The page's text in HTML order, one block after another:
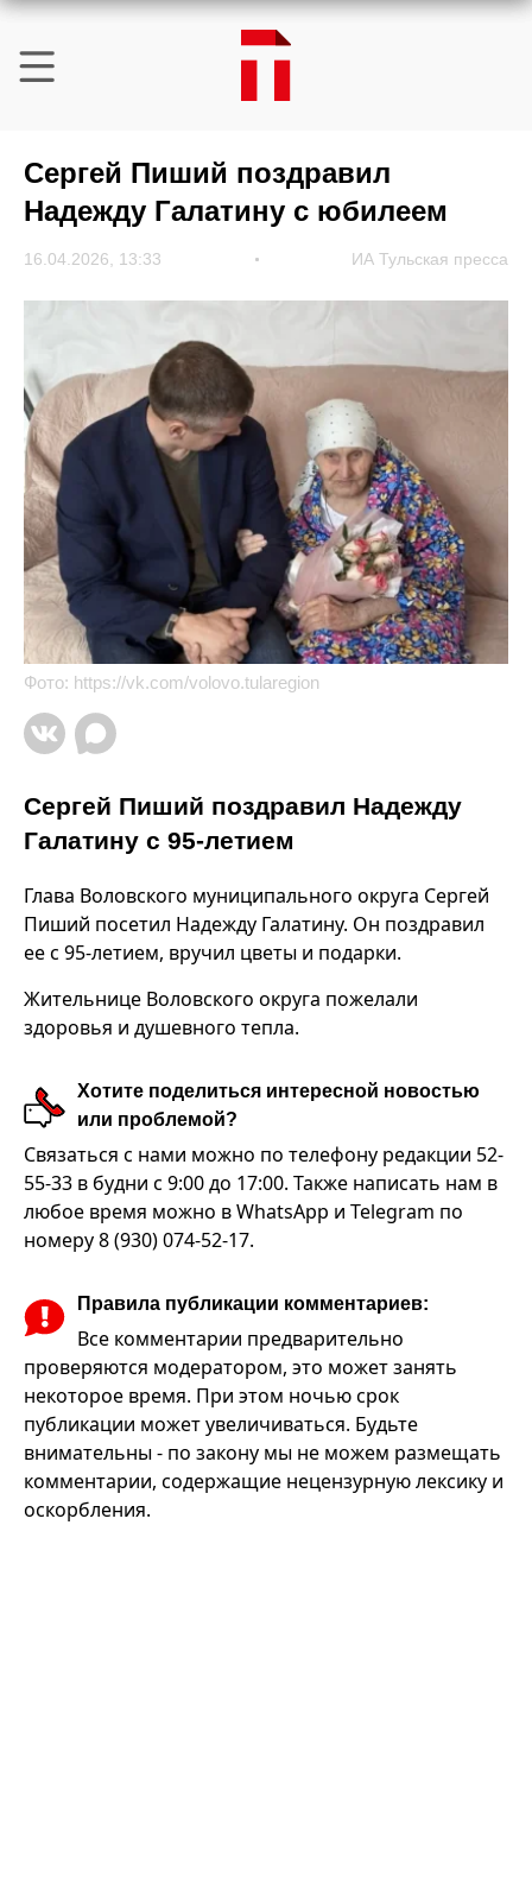
Сергей Пиший поздравил
Надежду Галатину с юбилеем
16.04.2026, 13:33 ИА Тульская пресса
Фото: https://vk.com/volovo.tularegion
Сергей Пиший поздравил Надежду
Галатину с 95-летием
Глава Воловского муниципального округа Сергей
Пиший посетил Надежду Галатину. Он поздравил
ее с 95-летием, вручил цветы и подарки.
Жительнице Воловского округа пожелали
здоровья и душевного тепла.
Хотите поделиться интересной новостью
или проблемой?
Связаться с нами можно по телефону редакции 52-
55-33 в будни с 9:00 до 17:00. Также написать нам в
любое время можно в WhatsApp и Telegram по
номеру 8 (930) 074-52-17.
Правила публикации комментариев:
Все комментарии предварительно
проверяются модератором, это может занять
некоторое время. При этом ночью срок
публикации может увеличиваться. Будьте
внимательны - по закону мы не можем размещать
комментарии, содержащие нецензурную лексику и
оскорбления.